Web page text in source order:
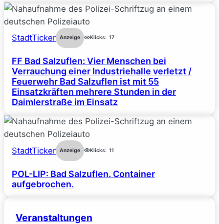
StadtTicker Anzeige Klicks: 17
FF Bad Salzuflen: Vier Menschen bei
Verrauchung einer Industriehalle verletzt /
Feuerwehr Bad Salzuflen ist mit 55
Einsatzkräften mehrere Stunden in der
Daimlerstraße im Einsatz
StadtTicker Anzeige Klicks: 11
POL-LIP: Bad Salzuflen. Container
aufgebrochen.
Veranstaltungen